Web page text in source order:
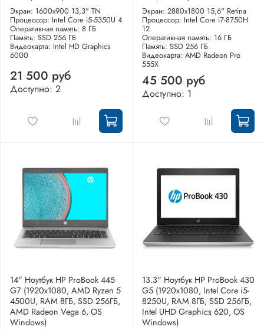
Экран: 1600x900 13,3" TN
Процессор: Intel Core i5-5350U 4
Оперативная память: 8 ГБ
Память: SSD 256 ГБ
Видеокарта: Intel HD Graphics
6000
21 500 руб
Доступно: 2
Экран: 2880x1800 15,6" Retina
Процессор: Intel Core i7-8750H
12
Оперативная память: 16 ГБ
Память: SSD 256 ГБ
Видеокарта: AMD Radeon Pro
555X
45 500 руб
Доступно: 1
14" Ноутбук HP ProBook 445
G7 (1920x1080, AMD Ryzen 5
4500U, RAM 8ГБ, SSD 256ГБ,
AMD Radeon Vega 6, OS
Windows)
13.3" Ноутбук HP ProBook 430
G5 (1920x1080, Intel Core i5-
8250U, RAM 8ГБ, SSD 256ГБ,
Intel UHD Graphics 620, OS
Windows)